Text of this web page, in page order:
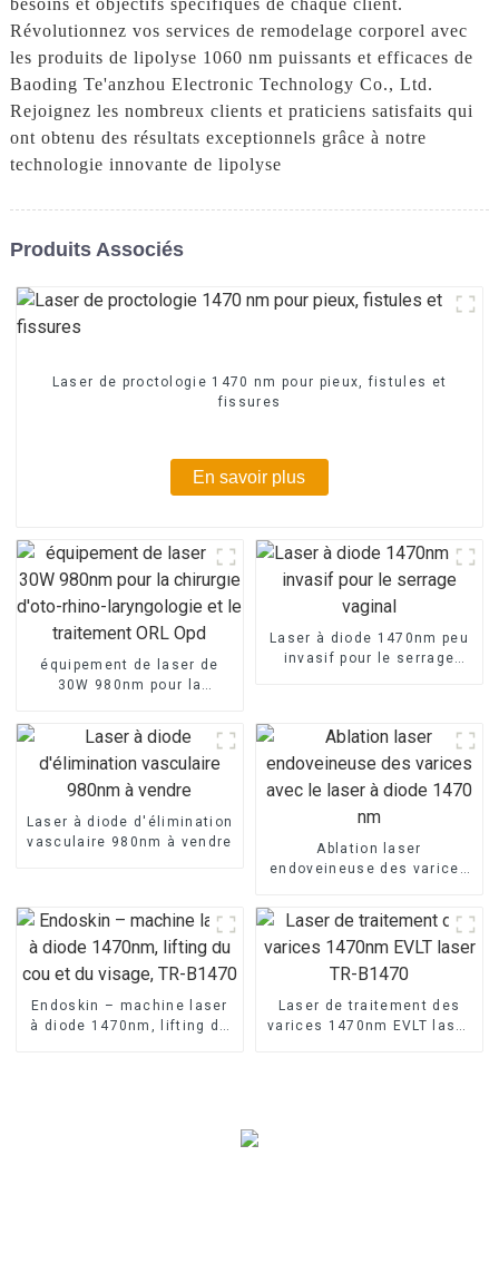
Révolutionnez vos services de remodelage corporel avec
les produits de lipolyse 1060 nm puissants et efficaces de
Baoding Te'anzhou Electronic Technology Co., Ltd.
Rejoignez les nombreux clients et praticiens satisfaits qui
ont obtenu des résultats exceptionnels grâce à notre
technologie innovante de lipolyse
Produits Associés
Laser de proctologie 1470 nm pour pieux, fistules et
fissures
En savoir plus
équipement de laser de
30W 980nm pour la
traitement ORL Opd
Laser à diode 1470nm peu
invasif pour le serrage
Laser à diode d'élimination
vasculaire 980nm à vendre
Ablation laser
endoveineuse des varices
Endoskin – machine laser
à diode 1470nm, lifting du
Laser de traitement des
varices 1470nm EVLT laser